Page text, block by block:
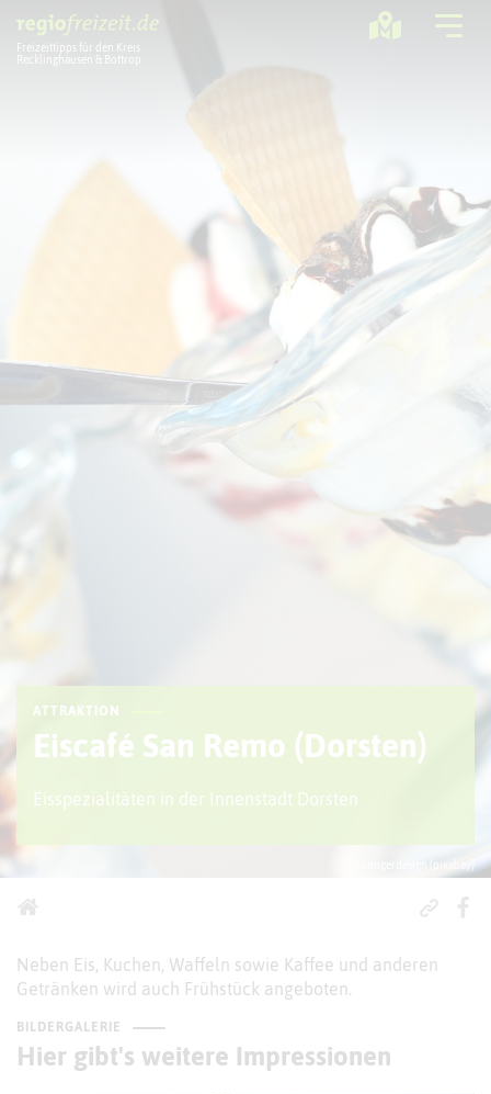
Freizeittipps für den Kreis
Recklinghausen & Bottrop
Sport + Bewegung
Aktuelles
Freizeitregion
ATTRAKTION
Eiscafé San Remo (Dorsten)
Eisspezialitäten in der Innenstadt Dorsten
Neben Eis, Kuchen, Waffeln sowie Kaffee und anderen
Getränken wird auch Frühstück angeboten.
BILDERGALERIE
Hier gibt's weitere Impressionen